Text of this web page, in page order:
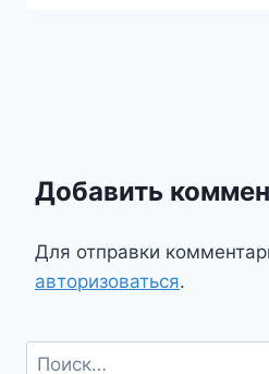
Добавить
Для отправки
авторизоваться.
Найти: